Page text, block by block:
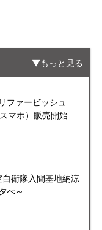
もっと見る
ファービッシュ
マホ）販売開始
自衛隊入間基地納涼
べ～